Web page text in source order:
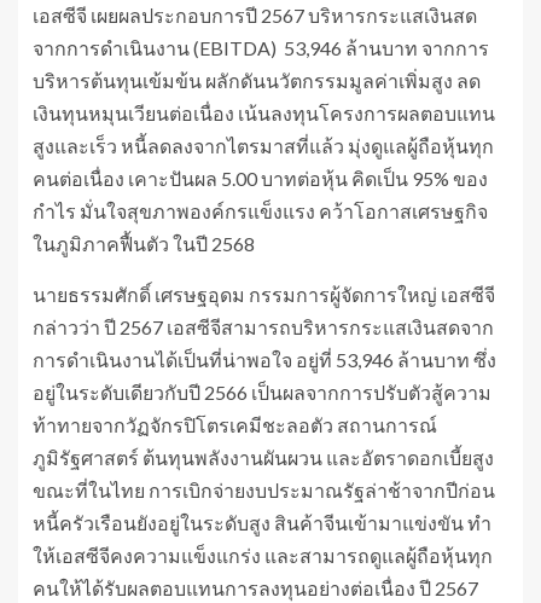
เอสซีจี เผยผลประกอบการปี 2567 บริหารกระแสเงินสด
จากการดำเนินงาน (EBITDA) 53,946 ล้านบาท จากการ
บริหารต้นทุนเข้มข้น ผลักดันนวัตกรรมมูลค่าเพิ่มสูง ลด
เงินทุนหมุนเวียนต่อเนื่อง เน้นลงทุนโครงการผลตอบแทน
สูงและเร็ว หนี้ลดลงจากไตรมาสที่แล้ว มุ่งดูแลผู้ถือหุ้นทุก
คนต่อเนื่อง เคาะปันผล 5.00 บาทต่อหุ้น คิดเป็น 95% ของ
กำไร มั่นใจสุขภาพองค์กรแข็งแรง คว้าโอกาสเศรษฐกิจ
ในภูมิภาคฟื้นตัว ในปี 2568
นายธรรมศักดิ์ เศรษฐอุดม กรรมการผู้จัดการใหญ่ เอสซีจี
กล่าวว่า ปี 2567 เอสซีจีสามารถบริหารกระแสเงินสดจาก
การดำเนินงานได้เป็นที่น่าพอใจ อยู่ที่ 53,946 ล้านบาท ซึ่ง
อยู่ในระดับเดียวกับปี 2566 เป็นผลจากการปรับตัวสู้ความ
ท้าทายจากวัฏจักรปิโตรเคมีชะลอตัว สถานการณ์
ภูมิรัฐศาสตร์ ต้นทุนพลังงานผันผวน และอัตราดอกเบี้ยสูง
ขณะที่ในไทย การเบิกจ่ายงบประมาณรัฐล่าช้าจากปีก่อน
หนี้ครัวเรือนยังอยู่ในระดับสูง สินค้าจีนเข้ามาแข่งขัน ทำ
ให้เอสซีจีคงความแข็งแกร่ง และสามารถดูแลผู้ถือหุ้นทุก
คนให้ได้รับผลตอบแทนการลงทุนอย่างต่อเนื่อง ปี 2567